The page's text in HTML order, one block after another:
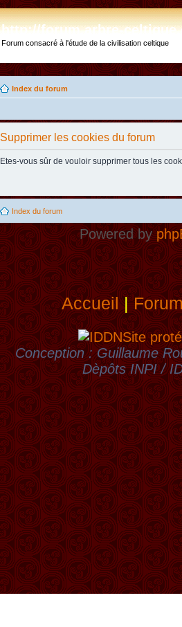
http://forum.arbre-
Forum consacré à l'étude de la civilisation celtique
Index du forum
Supprimer les cookies du forum
Etes-vous sûr de vouloir supprimer tous les
Index du forum
Powered by
Accueil|
Site
Conception : Guillaume
Dèpôts INPI /